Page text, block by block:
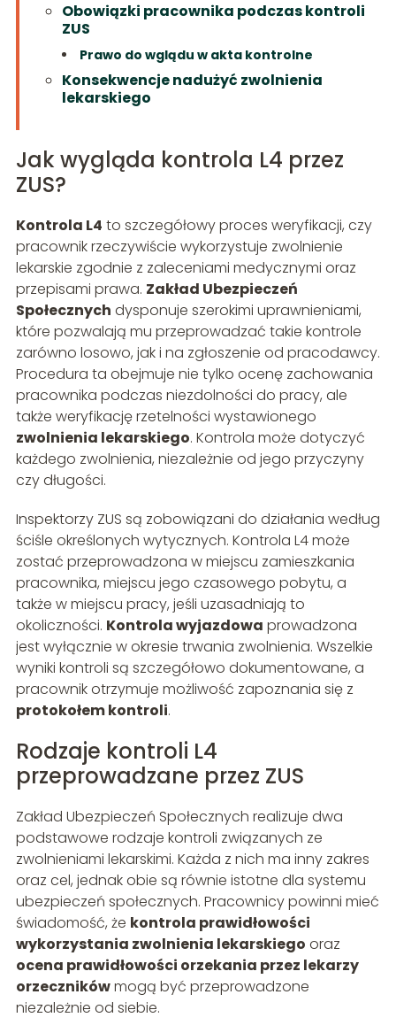
Obowiązki pracownika podczas kontroli
ZUS
Prawo do wglądu w akta kontrolne
Konsekwencje nadużyć zwolnienia
lekarskiego
Jak wygląda kontrola L4 przez
ZUS?
Kontrola L4 to szczegółowy proces weryfikacji, czy
pracownik rzeczywiście wykorzystuje zwolnienie
lekarskie zgodnie z zaleceniami medycznymi oraz
przepisami prawa. Zakład Ubezpieczeń
Społecznych dysponuje szerokimi uprawnieniami,
które pozwalają mu przeprowadzać takie kontrole
zarówno losowo, jak i na zgłoszenie od pracodawcy.
Procedura ta obejmuje nie tylko ocenę zachowania
pracownika podczas niezdolności do pracy, ale
także weryfikację rzetelności wystawionego
zwolnienia lekarskiego. Kontrola może dotyczyć
każdego zwolnienia, niezależnie od jego przyczyny
czy długości.
Inspektorzy ZUS są zobowiązani do działania według
ściśle określonych wytycznych. Kontrola L4 może
zostać przeprowadzona w miejscu zamieszkania
pracownika, miejscu jego czasowego pobytu, a
także w miejscu pracy, jeśli uzasadniają to
okoliczności. Kontrola wyjazdowa prowadzona
jest wyłącznie w okresie trwania zwolnienia. Wszelkie
wyniki kontroli są szczegółowo dokumentowane, a
pracownik otrzymuje możliwość zapoznania się z
protokołem kontroli.
Rodzaje kontroli L4
przeprowadzane przez ZUS
Zakład Ubezpieczeń Społecznych realizuje dwa
podstawowe rodzaje kontroli związanych ze
zwolnieniami lekarskimi. Każda z nich ma inny zakres
oraz cel, jednak obie są równie istotne dla systemu
ubezpieczeń społecznych. Pracownicy powinni mieć
świadomość, że kontrola prawidłowości
wykorzystania zwolnienia lekarskiego oraz
ocena prawidłowości orzekania przez lekarzy
orzecznikówmogą być przeprowadzone
niezależnie od siebie.